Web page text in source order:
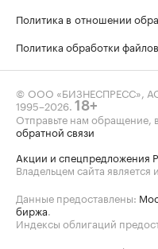
Политика в отношении
Политика обработки
© ООО «БИЗНЕСПРЕСС»,
1995–2026. 18+
Отправьте нам обращение,
обратной связи
Акции и спецпредложения
Владельцем сайта
Данные предоставлены:
биржа.
Индексы облигаций